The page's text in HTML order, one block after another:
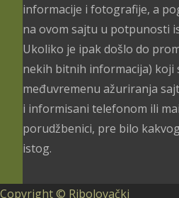
informacije i fotografije, a
na ovom sajtu u potpunosti
Ukoliko je ipak došlo do
nekih bitnih informacija)
međuvremenu ažuriranja
i informisani telefonom ili
porudžbenici, pre bilo
istog.
Copyright © Ribolovački